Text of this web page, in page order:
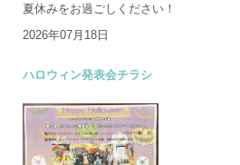
夏休みをお過ごしください！
2026年07月18日
ハロウィン発表会チラシ